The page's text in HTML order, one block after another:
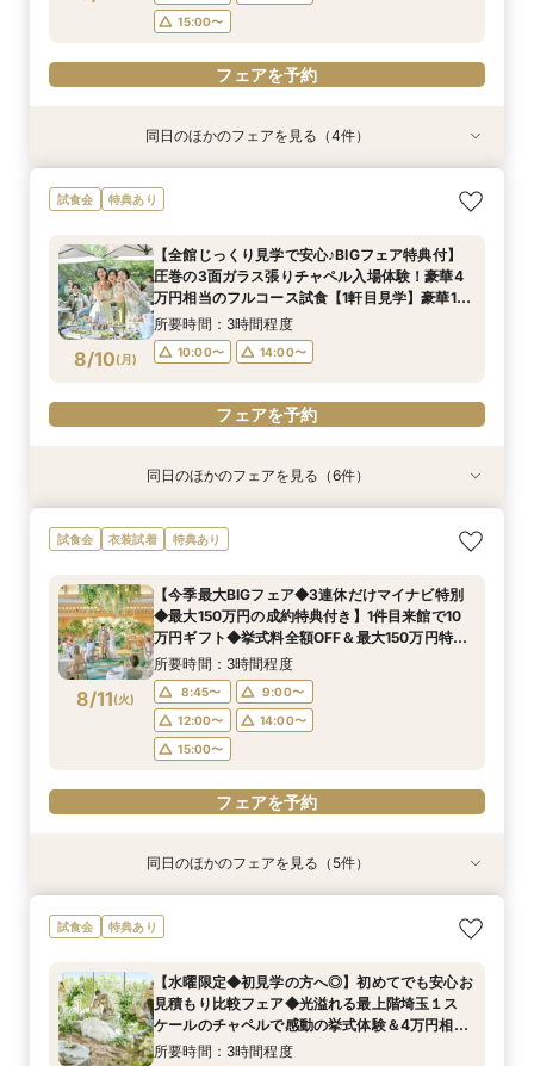
フェアを予約
フェアを予約
フェアを予約
15:00〜
フェアを予約
特典あり
8/9(日)
【少人数専用会場2025年秋OPEN限定プラン】
最短1ヶ月で準備OK！6名様から適用可10名66万
の延期も柔軟に対応♪
所要時間：3時間程度
8:45〜
9:00〜
12:00〜
14:00〜
15:00〜
フェアを予約
特典あり
8/9(日)
【産前産後安心プラン】パパママ応援160万特典
×2泊3日スイートルーム宿泊付ウェディングプラ
館特典としてプレゼント
所要時間：3時間程度
8:45〜
9:00〜
12:00〜
14:00〜
15:00〜
フェアを予約
特典あり
8/9(日)
限定3組【お料理重視◎】ミシュラン獲得シェフ
監修4万円相当フルコース試食会！必ずもらえる
相当の宿泊ペアチケット付き！
所要時間：3時間程度
8:45〜
9:00〜
12:00〜
14:00〜
15:00〜
フェアを予約
8/9(日)
【オンライン30分】1軒目見学前プランナーに直
接相談安心フェア
10:30〜 15:30〜
フェアを予約
同日のほかのフェアを見る（4件）
試食会 特典あり
8/10(月)
【全館じっくり見学で安心♪BIGフェア特典付】
圧巻の3面ガラス張りチャペル入場体験！豪華4
万円相当のフルコース試食【1軒目見学】豪華10
万円相当のレストランペア&宿泊チケットプレゼ
ント
所要時間：3時間程度
10:00〜 14:00〜
フェアを予約
特典あり
8/10(月)
【最短60日】専属プランナーで安心！パパママ
応援160万特典+挙式当日2泊3日スイートルーム
所要時間：3時間程度
10:00〜 14:00〜
フェアを予約
8/10(月)
【自宅＆スマホでOK】◆オンライン会場相談◆
ご遠方でも安心◎気軽に見学
10:30〜 14:30〜
フェアを予約
特典あり
8/10(月)
【2万円相当レストランペアチケット付】おふた
りのお時間に合わせて最短90分でご案内可能！
イック相談会★
所要時間：3時間程度
10:00〜 14:00〜
フェアを予約
特典あり
8/10(月)
【10名66万円★専用会場有】最短1ヶ月で準備
OK！6名様から適用可10名66万円からの少人数
所要時間：3時間程度
10:00〜 14:00〜
フェアを予約
特典あり
8/10(月)
【料理重視◎ミシュランの味】和牛やオマール海
老など4万円相当の豪華コース試食＆豪華10万円
フェア
所要時間：3時間程度
10:00〜 14:00〜
フェアを予約
8/10(月)
【初見学が1番お得】専属プランナーがお見積も
りオリジナル作成*10万円相当ギフト特典付き
の挙式体験×ドレス×和牛・オマール海老の豪華4
万相当試食フェア
所要時間：1時間30分程度
10:00〜 14:00〜
フェアを予約
同日のほかのフェアを見る（6件）
試食会 衣装試着 特典あり
8/11(火)
【今季最大BIGフェア◆3連休だけマイナビ特別
◆最大150万円の成約特典付き】1件目来館で10
万円ギフト◆挙式料全額OFF＆最大150万円特典
◆最上階木目チャペル＆ドレス見学×オマール海
老豪華4万試食
所要時間：3時間程度
8:45〜
9:00〜
12:00〜
14:00〜
15:00〜
フェアを予約
特典あり
8/11(火)
【少人数専用会場2025年秋OPEN限定プラン】
最短1ヶ月で準備OK！6名様から適用可10名66万
の延期も柔軟に対応♪
所要時間：3時間程度
8:45〜
9:00〜
12:00〜
14:00〜
衣装試着 特典あり
8/11(火)
月1限定◆最大150万円特典◆憧れ挙式入場＆豪
華絶品4万円コース試食＆宿泊招待
8:45〜
9:00〜
12:00〜
14:00〜
15:00〜
特典あり
8/11(火)
【3組限定・ミシュランの味】和牛&オマール4万
円相当試食◆レストランペアチケット
8:45〜
9:00〜
12:00〜
14:00〜
15:00〜
8/11(火)
【オンライン30分】1軒目見学前プランナーに直
接相談安心フェア
10:30〜 15:30〜
特典あり
8/11(火)
【パパママ応援プラン◆最短1ヶ月で準備OK】マ
タニティ相談会*専属ウェディングプランナーが
案させていただくので安心＊マタニティ限定160
万円優待プレゼント
所要時間：3時間程度
8:45〜
9:00〜
12:00〜
14:00〜
同日のほかのフェアを見る（5件）
試食会 特典あり
【水曜限定◆初見学の方へ◎】初めてでも安心お
見積もり比較フェア◆光溢れる最上階埼玉１ス
ケールのチャペルで感動の挙式体験＆4万円相当
婚礼コース試食
所要時間：3時間程度